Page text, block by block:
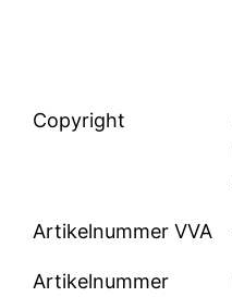
Copyright
Artikelnummer VVA
Artikelnummer